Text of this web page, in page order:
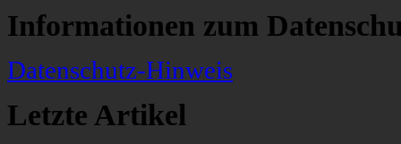
Informationen zum
Datenschutz-Hinweis
Letzte Artikel